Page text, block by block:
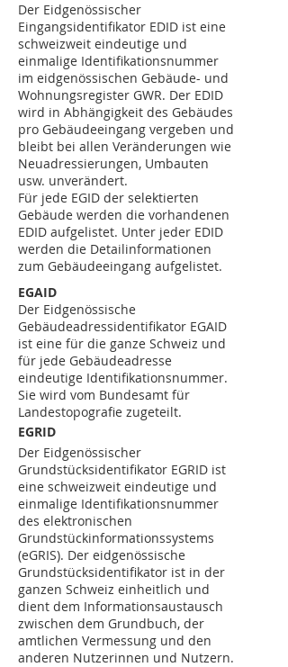
Der Eidgenössischer
Eingangsidentifikator EDID ist eine
schweizweit eindeutige und
einmalige Identifikationsnummer
im eidgenössischen Gebäude- und
Wohnungsregister GWR. Der EDID
wird in Abhängigkeit des Gebäudes
pro Gebäudeeingang vergeben und
bleibt bei allen Veränderungen wie
Neuadressierungen, Umbauten
usw. unverändert.
Für jede EGID der selektierten
Gebäude werden die vorhandenen
EDID aufgelistet. Unter jeder EDID
werden die Detailinformationen
zum Gebäudeeingang aufgelistet.
EGAID
Der Eidgenössische
Gebäudeadressidentifikator EGAID
ist eine für die ganze Schweiz und
für jede Gebäudeadresse
eindeutige Identifikationsnummer.
Sie wird vom Bundesamt für
Landestopografie zugeteilt.
EGRID
Der Eidgenössischer
Grundstücksidentifikator EGRID ist
eine schweizweit eindeutige und
einmalige Identifikationsnummer
des elektronischen
Grundstückinformationssystems
(eGRIS). Der eidgenössische
Grundstücksidentifikator ist in der
ganzen Schweiz einheitlich und
dient dem Informationsaustausch
zwischen dem Grundbuch, der
amtlichen Vermessung und den
anderen Nutzerinnen und Nutzern.